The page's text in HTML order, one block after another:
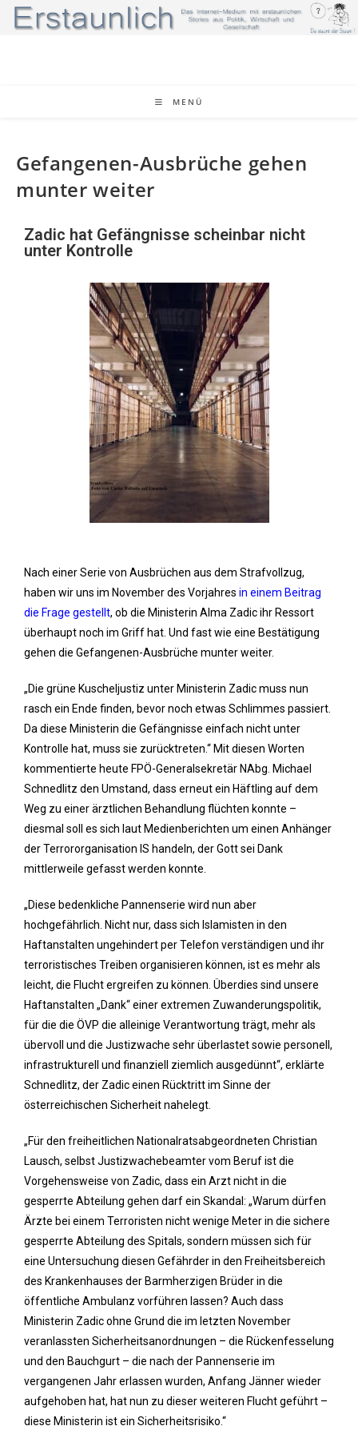
MENÜ
Gefangenen-Ausbrüche gehen
munter weiter
Zadic hat Gefängnisse scheinbar nicht
unter Kontrolle
Nach einer Serie von Ausbrüchen aus dem Strafvollzug,
haben wir uns im November des Vorjahres in einem Beitrag
die Frage gestellt, ob die Ministerin Alma Zadic ihr Ressort
überhaupt noch im Griff hat. Und fast wie eine Bestätigung
gehen die Gefangenen-Ausbrüche munter weiter.
„Die grüne Kuscheljustiz unter Ministerin Zadic muss nun
rasch ein Ende finden, bevor noch etwas Schlimmes passiert.
Da diese Ministerin die Gefängnisse einfach nicht unter
Kontrolle hat, muss sie zurücktreten.“ Mit diesen Worten
kommentierte heute FPÖ-Generalsekretär NAbg. Michael
Schnedlitz den Umstand, dass erneut ein Häftling auf dem
Weg zu einer ärztlichen Behandlung flüchten konnte –
diesmal soll es sich laut Medienberichten um einen Anhänger
der Terrororganisation IS handeln, der Gott sei Dank
mittlerweile gefasst werden konnte.
„Diese bedenkliche Pannenserie wird nun aber
hochgefährlich. Nicht nur, dass sich Islamisten in den
Haftanstalten ungehindert per Telefon verständigen und ihr
terroristisches Treiben organisieren können, ist es mehr als
leicht, die Flucht ergreifen zu können. Überdies sind unsere
Haftanstalten „Dank“ einer extremen Zuwanderungspolitik,
für die die ÖVP die alleinige Verantwortung trägt, mehr als
übervoll und die Justizwache sehr überlastet sowie personell,
infrastrukturell und finanziell ziemlich ausgedünnt“, erklärte
Schnedlitz, der Zadic einen Rücktritt im Sinne der
österreichischen Sicherheit nahelegt.
„Für den freiheitlichen Nationalratsabgeordneten Christian
Lausch, selbst Justizwachebeamter vom Beruf ist die
Vorgehensweise von Zadic, dass ein Arzt nicht in die
gesperrte Abteilung gehen darf ein Skandal: „Warum dürfen
Ärzte bei einem Terroristen nicht wenige Meter in die sichere
gesperrte Abteilung des Spitals, sondern müssen sich für
eine Untersuchung diesen Gefährder in den Freiheitsbereich
des Krankenhauses der Barmherzigen Brüder in die
öffentliche Ambulanz vorführen lassen? Auch dass
Ministerin Zadic ohne Grund die im letzten November
veranlassten Sicherheitsanordnungen – die Rückenfesselung
und den Bauchgurt – die nach der Pannenserie im
vergangenen Jahr erlassen wurden, Anfang Jänner wieder
aufgehoben hat, hat nun zu dieser weiteren Flucht geführt –
diese Ministerin ist ein Sicherheitsrisiko.“